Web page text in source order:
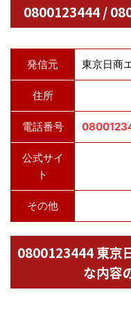
0800123444 /
発信元 東京日商
住所
電話番号
公式サイ
ト
その他
0800123444 東京
な内容